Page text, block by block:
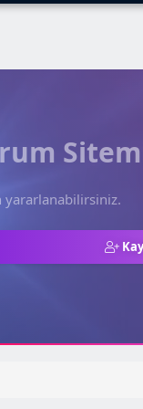
yararlanabilirsiniz.